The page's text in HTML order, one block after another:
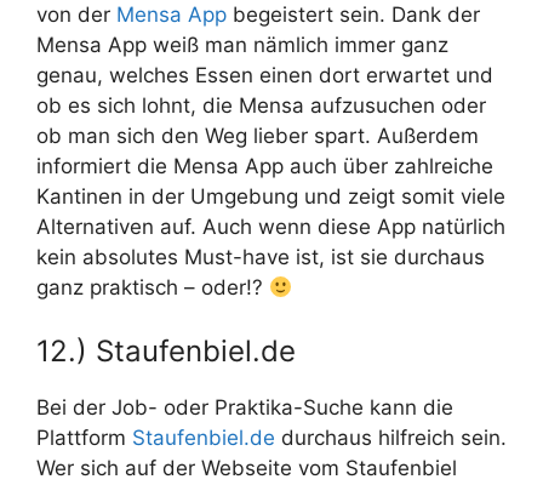
von der Mensa App begeistert sein. Dank der
Mensa App weiß man nämlich immer ganz
genau, welches Essen einen dort erwartet und
ob es sich lohnt, die Mensa aufzusuchen oder
ob man sich den Weg lieber spart. Außerdem
informiert die Mensa App auch über zahlreiche
Kantinen in der Umgebung und zeigt somit viele
Alternativen auf. Auch wenn diese App natürlich
kein absolutes Must-have ist, ist sie durchaus
ganz praktisch – oder!?
12.) Staufenbiel.de
Bei der Job- oder Praktika-Suche kann die
Plattform Staufenbiel.de durchaus hilfreich sein.
Wer sich auf der Webseite vom Staufenbiel